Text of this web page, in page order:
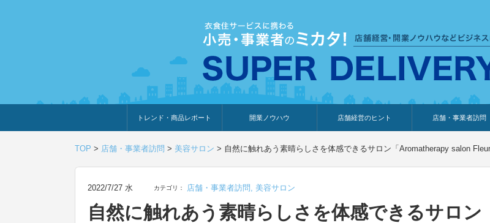
トレンド・商品レポート
トレンド・特集
人気ランキング
出展企業のおすすめ
商品体験・レビュー
暮らしの提案
開業ノウハウ
開業までの道のり
開業知識・情報
店舗経営のヒント
ウェブ集客・販売促進
仕入れ
展示会情報
接客・販売
知識情報
販促カレンダー
集客・販売促進
店舗・事業者訪問
アパレル店
カフェ・飲食店
ペットサロン
メーカー
他の業種
美容サロン
薬局
観光・ホテル旅館宿泊
雑貨店
食料品店
TOP > 店舗・事業者訪問 > 美容サロン > 自然に触れあう素晴らしさを体感できるサロン「Aromatherapy salon
2022/7/27 水 カテゴリ： 店舗・事業者訪問 , 美容サロン
自然に触れあう素晴らしさを体感できるサロン